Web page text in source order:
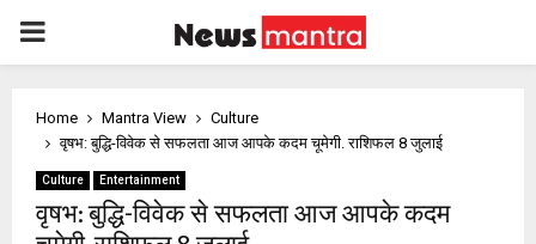
PRIMARY
Home Mantra View
Culture
वृषभ: बुद्धि-विवेक से सफलता आज आपके कदम चूमेगी. राशिफल 8 जुलाई
Culture Entertainment
वृषभ: बुद्धि-विवेक से सफलता आज आपके कदम